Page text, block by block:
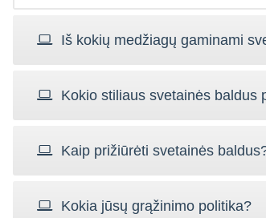
Iš kokių medžiagų gaminami
Kokio stiliaus svetainės baldus
Kaip prižiūrėti svetainės
Kokia jūsų grąžinimo politika?